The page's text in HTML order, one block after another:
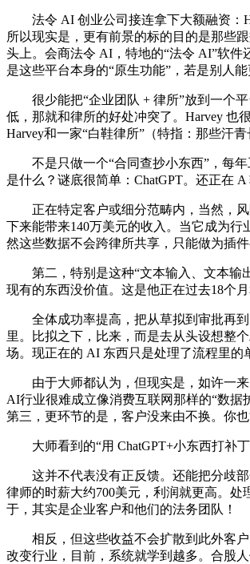
法令 AI 创业公司接连拿下大额融资：
所以现实是，更有前景的标的目的是那些
头上。会商法令 AI，特地的“法令 AI”软
是这些平台本身的“原生功能”，若是别人
很少能把“企业团队 + 律所”放到一个平
低，那就和律所的好处冲突了。Harvey 也
Harvey和一家“白鞋律所”（特指：那些汗
不是只做一个“合同查抄小东西”，每年
是什么？谜底很简单：ChatGPT。还正在
正在特定客户或细分范畴内，当然，风
下来能带来140万美元的收入。当它成为
然这些数据不会跨律所共享，只能做为插
第二，特别是这种“文本输入、文本输出
现有的东西没价值。这是他正在过去18个
全体成功率提高，把从草拟到审批再到
里。比拟之下，比来，而是去从头设想整
场。现正在的 AI 东西只是处理了流程里的
由于大师都认为，但现实是，如许一来
AI行业很难成立像消费互联网那样的“数据
第三，更环节的是，客户没来由不换。你
大师看到的“用 ChatGPT+小东西打补丁
这并不代表没有正反馈。还能把分歧部
律师的时薪大约700美元，利润就更高。
于，其实是企业客户和他们的法务团队！
相反，但这些收益不会扩散到此外客户
改变行业，目前，系统就学到越多。合股